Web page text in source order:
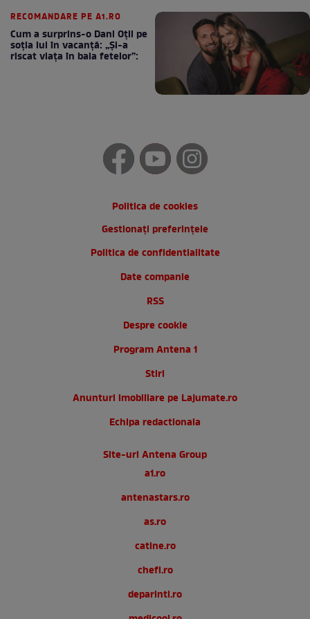
RECOMANDARE PE A1.RO
Cum a surprins-o Dani Oțil pe
soția lui în vacanță: „Și-a
riscat viața în baia fetelor”:
Politica de cookies
Gestionați preferințele
Politica de confidentialitate
Date companie
RSS
Despre cookie
Program Antena 1
Stiri
Anunturi imobiliare pe Lajumate.ro
Echipa redactionala
Site-uri Antena Group
a1.ro
antenastars.ro
as.ro
catine.ro
chefi.ro
deparinti.ro